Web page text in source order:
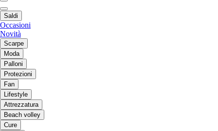
Saldi
Occasioni
Novità
Scarpe
Moda
Palloni
Protezioni
Fan
Lifestyle
Attrezzatura
Beach volley
Cure